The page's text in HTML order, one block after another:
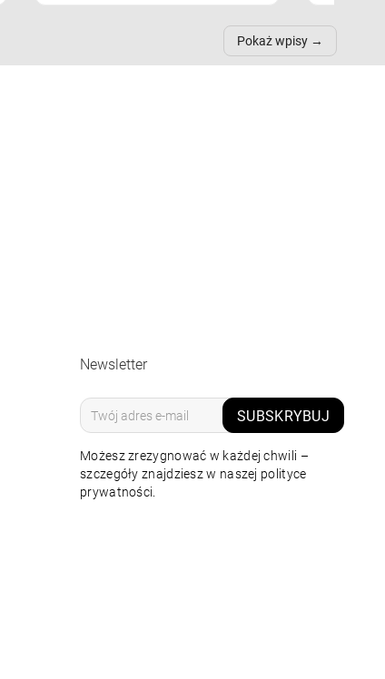
Pokaż wpisy
Newsletter
SUBSKRYBUJ
Możesz zrezygnować w każdej chwili –
szczegóły znajdziesz w naszej polityce
prywatności.